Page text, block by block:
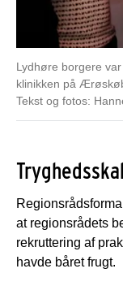
Lydhøre borgere
klinikken på
Tekst og fotos:
at regionsrådets
rekruttering af
havde båret frugt.